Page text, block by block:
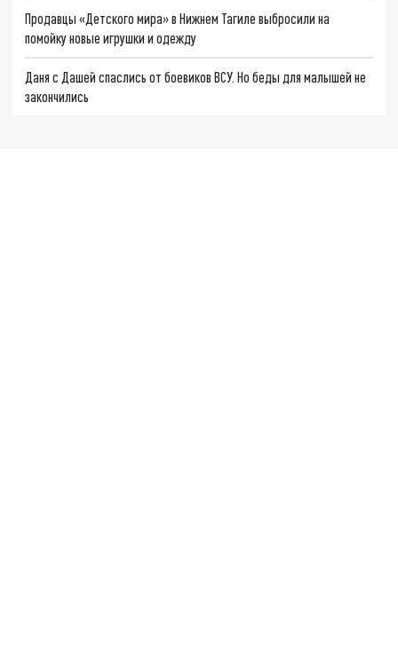
Продавцы «Детского мира» в Нижнем Тагиле выбросили на
помойку новые игрушки и одежду
Даня с Дашей спаслись от боевиков ВСУ. Но беды для малышей не
закончились